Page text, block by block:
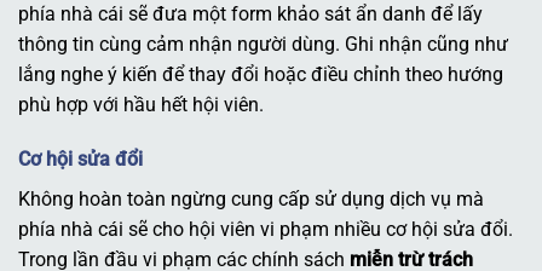
phía nhà cái sẽ đưa một form khảo sát ẩn danh để lấy
thông tin cùng cảm nhận người dùng. Ghi nhận cũng như
lắng nghe ý kiến để thay đổi hoặc điều chỉnh theo hướng
phù hợp với hầu hết hội viên.
Cơ hội sửa đổi
Không hoàn toàn ngừng cung cấp sử dụng dịch vụ mà
phía nhà cái sẽ cho hội viên vi phạm nhiều cơ hội sửa đổi.
Trong lần đầu vi phạm các chính sách miễn trừ trách